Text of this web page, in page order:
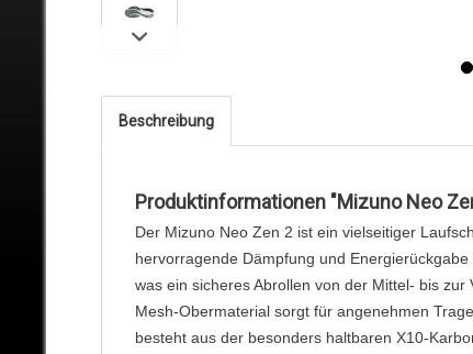
Beschreibung
Produktinformationen "Mizuno Neo
Der Mizuno Neo Zen 2 ist ein vielseitiger
hervorragende Dämpfung und
was ein sicheres Abrollen von der Mittel- bis
Mesh-Obermaterial sorgt für angenehmen
besteht aus der besonders haltbaren X10-